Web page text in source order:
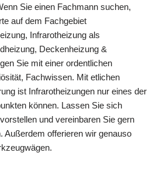
Sie einen Fachmann suchen,
auf dem Fachgebiet
Infrarotheizung als
Deckenheizung &
Sie mit einer ordentlichen
Fachwissen. Mit etlichen
ist Infrarotheizungen nur eines der
können. Lassen Sie sich
und vereinbaren Sie gern
Außerdem offerieren wir genauso